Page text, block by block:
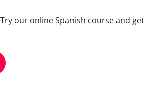
our online Spanish course and